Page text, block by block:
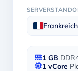
1 GB
1 vCore